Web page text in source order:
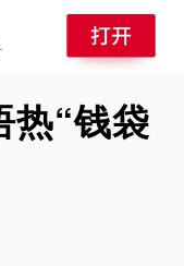
热“钱袋